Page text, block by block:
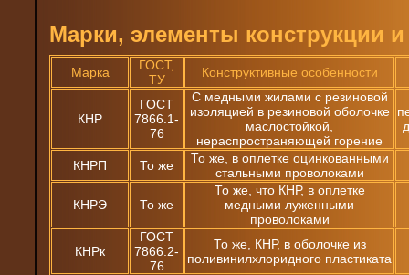
Марки, элементы конструкции
Марка
ГОСТ,
ТУ
Конструктивные особенности
КНР
ГОСТ
7866.1-
76
С медными жилами с резиновой
изоляцией в резиновой оболочке
маслостойкой,
нераспространяющей горение
КНРП То же
То же, в оплетке оцинкованными
стальными проволоками
КНРЭ То же
То же, что КНР, в оплетке
медными луженными
проволоками
КНРк
ГОСТ
7866.2-
76
То же, КНР, в оболочке из
поливинилхлоридного пластиката